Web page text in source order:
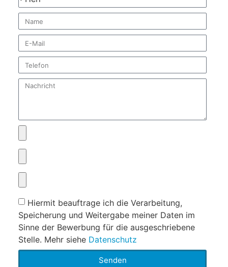
Hiermit beauftrage ich die Verarbeitung,
Speicherung und Weitergabe meiner Daten im
Sinne der Bewerbung für die ausgeschriebene
Stelle. Mehr siehe Datenschutz
Senden